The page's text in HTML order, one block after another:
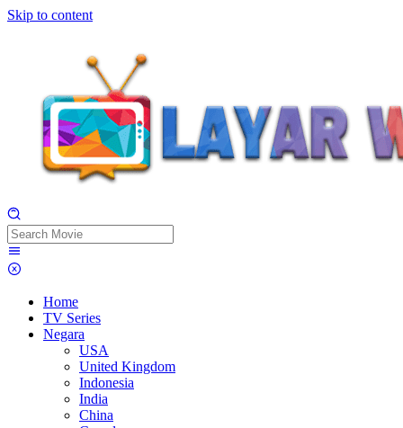
Skip to content
Home
TV Series
Negara
USA
United Kingdom
Indonesia
India
China